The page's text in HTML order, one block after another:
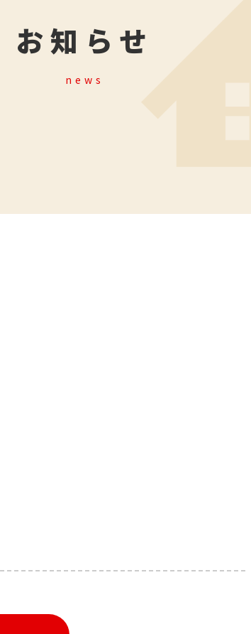
お知らせ
news